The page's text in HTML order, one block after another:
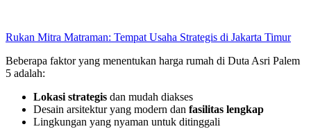
Rukan Mitra Matraman: Tempat Usaha Strategis di Jakarta Timur
Beberapa faktor yang menentukan harga rumah di Duta Asri Palem
5 adalah:
Lokasi strategis dan mudah diakses
Desain arsitektur yang modern dan fasilitas lengkap
Lingkungan yang nyaman untuk ditinggali